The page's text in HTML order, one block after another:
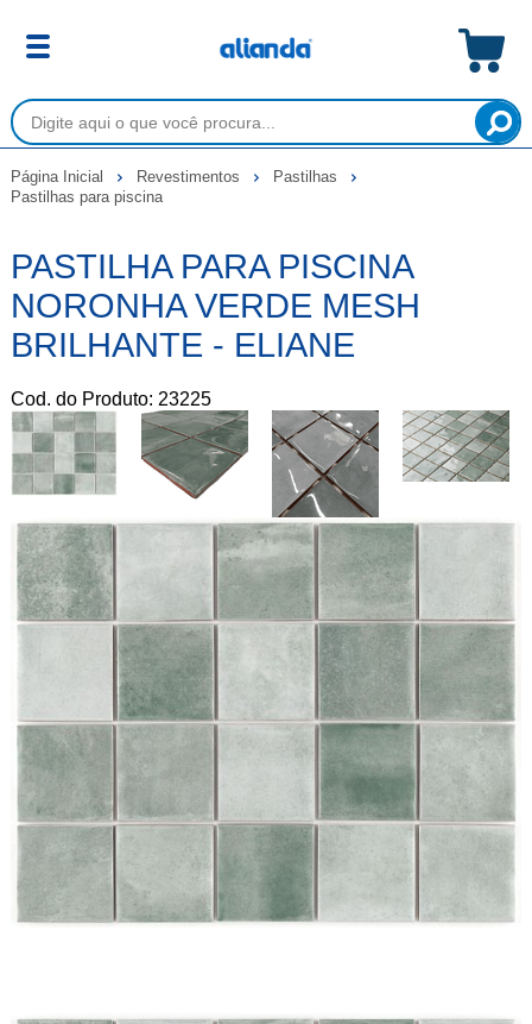
Página Inicial Revestimentos
Pastilhas
Pastilhas para piscina
PASTILHA PARA PISCINA
NORONHA VERDE MESH
BRILHANTE - ELIANE
Cod. do Produto: 23225